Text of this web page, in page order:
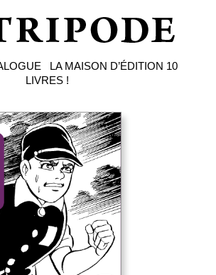
LA MAISON D’ÉDITION 10
LIVRES !